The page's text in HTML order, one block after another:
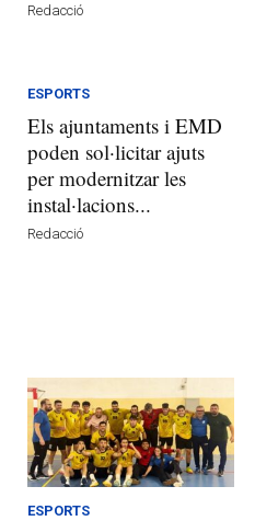
Redacció
ESPORTS
Els ajuntaments i EMD
poden sol·licitar ajuts
per modernitzar les
instal·lacions...
Redacció
ESPORTS